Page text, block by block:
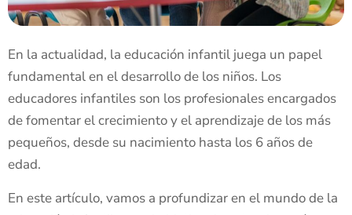
En la actualidad, la educación infantil juega un papel
fundamental en el desarrollo de los niños. Los
educadores infantiles son los profesionales encargados
de fomentar el crecimiento y el aprendizaje de los más
pequeños, desde su nacimiento hasta los 6 años de
edad.
En este artículo, vamos a profundizar en el mundo de la